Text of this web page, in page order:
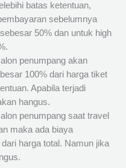
batas ketentuan,
sebelumnya
50% dan untuk high
penumpang akan
100% dari harga tiket
Apabila terjadi
hangus.
penumpang saat travel
maka ada biaya
harga total. Namun jika